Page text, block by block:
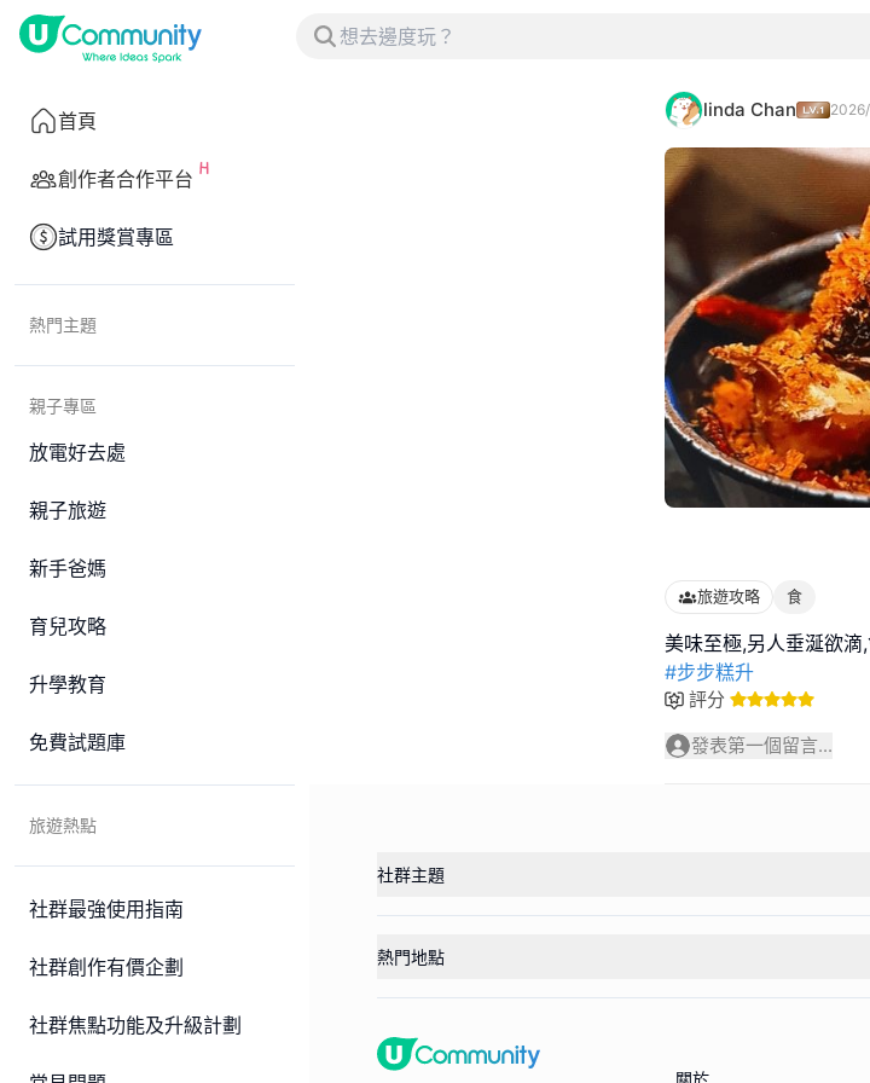
首頁
創作者合作平台
試用獎賞專區
熱門主題
親子專區
放電好去處
親子旅遊
新手爸媽
育兒攻略
升學教育
免費試題庫
旅遊熱點
社群最強使用指南
社群創作有價企劃
社群焦點功能及升級計劃
linda Chan
旅遊攻略 食
#步步糕升
評分
發表第一個留言...
社群主題
熱門地點
關於